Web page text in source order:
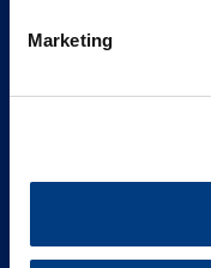
Marketing
Via Ignazio Gardella, 2